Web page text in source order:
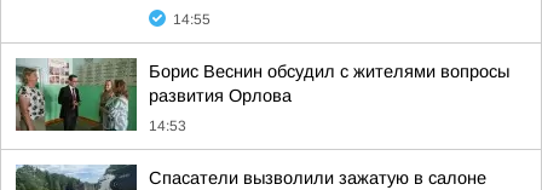
14:55
Борис Веснин обсудил с жителями вопросы
развития Орлова
14:53
Спасатели вызволили зажатую в салоне